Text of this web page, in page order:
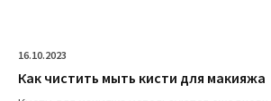
16.10.2023
Как чистить мыть кисти для макияжа